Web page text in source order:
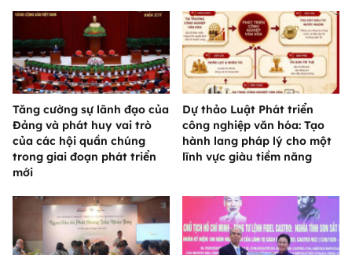
Tăng cường sự lãnh đạo của
Đảng và phát huy vai trò
của các hội quần chúng
trong giai đoạn phát triển
mới
Dự thảo Luật Phát triển
công nghiệp văn hóa: Tạo
hành lang pháp lý cho một
lĩnh vực giàu tiềm năng